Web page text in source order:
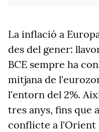
La inflació a
des del gener:
BCE sempre ha
mitjana de
l'entorn del 2%.
tres anys, fins que
conflicte a l'Orient